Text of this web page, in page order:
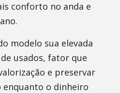
conforto no anda e
modelo sua elevada
usados, fator que
e preservar
o dinheiro